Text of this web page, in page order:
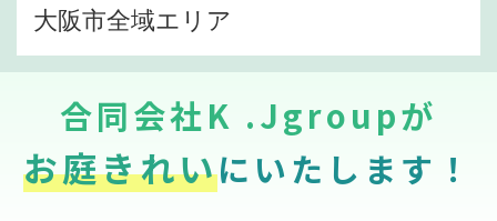
大阪市全域エリア
合同会社K .Jgroupが
お庭きれいにいたします！